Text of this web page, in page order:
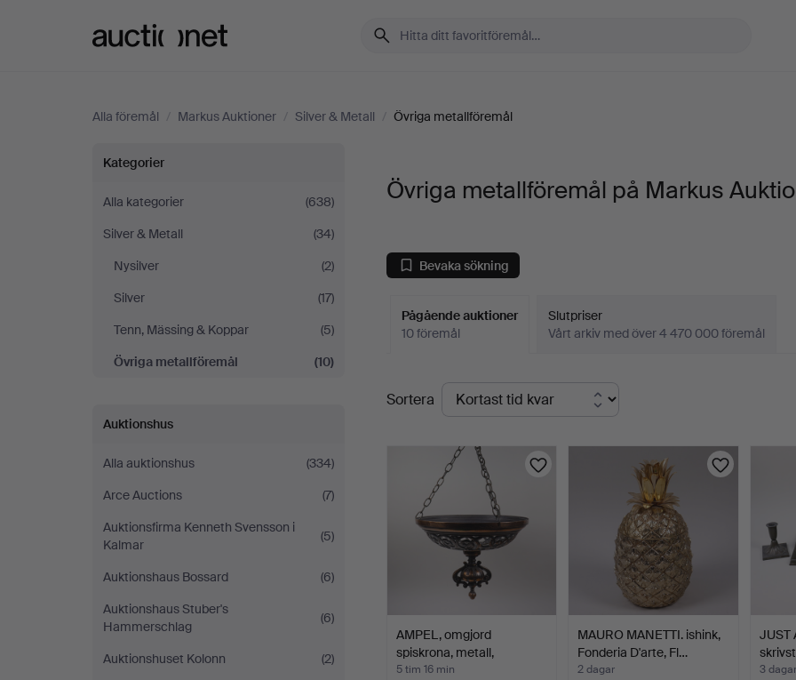
Alla föremål / Markus Auktioner / Silver & Metall / Övriga metallföremål
Övriga
metallföremål
på
Markus
Auktioner
Kategorier
Alla kategorier
(638)
Silver & Metall
(34)
Nysilver
(2)
Silver
(17)
Tenn, Mässing & Koppar
(5)
Övriga metallföremål
(10)
Auktionshus
Alla auktionshus
(334)
Arce Auctions
(7)
Auktionsfirma Kenneth Svensson i
Kalmar
(5)
Auktionshaus Bossard
(6)
Auktionshaus Stuber's
Hammerschlag
(6)
Auktionshuset Kolonn
(2)
Övriga metallföremål på Markus
Bevaka sökning
Pågående auktioner
10 föremål
Slutpriser
Vårt arkiv med över 4 470 000 föremål
Pågående
auktioner
Sortera
AMPEL, omgjord
spiskrona, metall,
1900/200…
5 tim 16 min
MAURO MANETTI. ishink,
Fonderia D'arte, Fl…
2 dagar
JUST
de…
3 dagar